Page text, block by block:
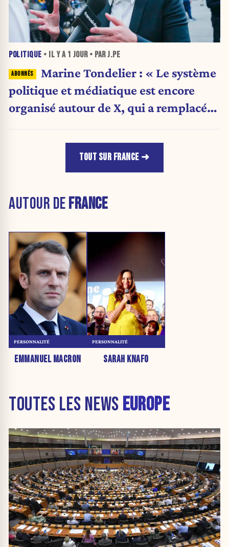
POLITIQUE • IL Y A 1 JOUR• PAR J.PE
Marine Tondelier : « Le système
politique et médiatique est encore
organisé autour de X, qui a remplacé
TOUT SUR FRANCE
AUTOUR DEFRANCE
EMMANUEL MACRON
PERSONNALITÉ
SARAH KNAFO
PERSONNALITÉ
TOUTES LES NEWS EUROPE